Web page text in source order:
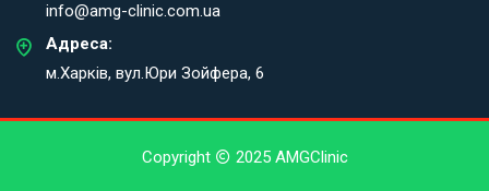
info@amg-clinic.com.ua
Адреса:
м.Харків, вул.Юри Зойфера, 6
Copyright 2025 AMGClinic